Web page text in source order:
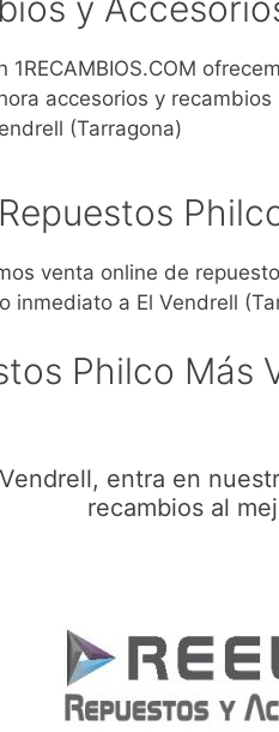
1RECAMBIOS.COM
accesorios y
(Tarragona)
Repuestos
venta online de
inmediato a El Vendrell
Philco Más
entra en
recambios al